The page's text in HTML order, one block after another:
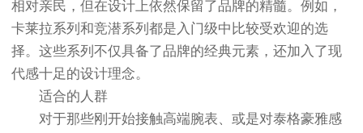
相对亲民，但在设计上依然保留了品牌的精髓。例如，
卡莱拉系列和竞潜系列都是入门级中比较受欢迎的选
择。这些系列不仅具备了品牌的经典元素，还加入了现
代感十足的设计理念。
适合的人群
对于那些刚开始接触高端腕表、或是对泰格豪雅感